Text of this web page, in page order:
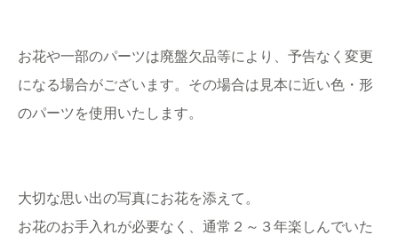
お花や一部のパーツは廃盤欠品等により、予告なく変更
になる場合がございます。その場合は見本に近い色・形
のパーツを使用いたします。
大切な思い出の写真にお花を添えて。
お花のお手入れが必要なく、通常２～３年楽しんでいた